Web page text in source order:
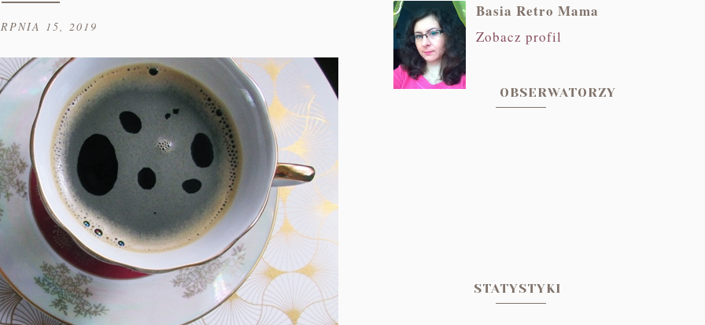
15, 2019
Basia Retro Mama
Zobacz profil
OBSERWATORZY
STATYSTYKI